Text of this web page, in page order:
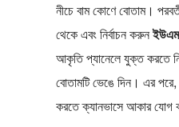
নীচে বাম কোণে বোতাম।
থেকে এবং নির্বাচন করুন
আকৃতি প্যানেলে যুক্ত করতে
বোতামটি ভেঙে দিন। এর পরে,
করতে ক্যানভাসে আকার যোগ